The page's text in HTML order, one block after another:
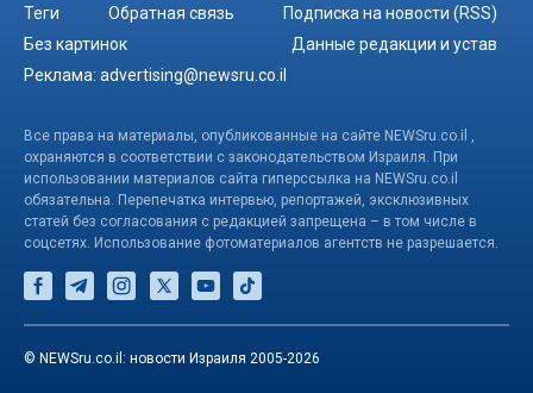
Теги Обратная связь
Подписка на новости (RSS)
Без картинок
Данные редакции и устав
Реклама: advertising@newsru.co.il
Все права на материалы, опубликованные на сайте NEWSru.co.il ,
охраняются в соответствии с законодательством Израиля. При
использовании материалов сайта гиперссылка на NEWSru.co.il
обязательна. Перепечатка интервью, репортажей, эксклюзивных
статей без согласования с редакцией запрещена – в том числе в
соцсетях. Использование фотоматериалов агентств не разрешается.
© NEWSru.co.il: новости Израиля 2005-2026